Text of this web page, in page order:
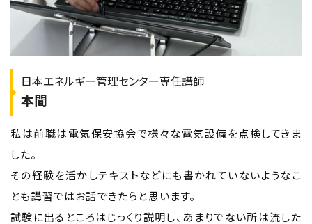
日本エネルギー管理センター専任講師
本間
私は前職は電気保安協会で様々な電気設備を点検してきま
した。
その経験を活かしテキストなどにも書かれていないようなこ
とも講習ではお話できたらと思います。
試験に出るところはじっくり説明し、あまりでない所は流した